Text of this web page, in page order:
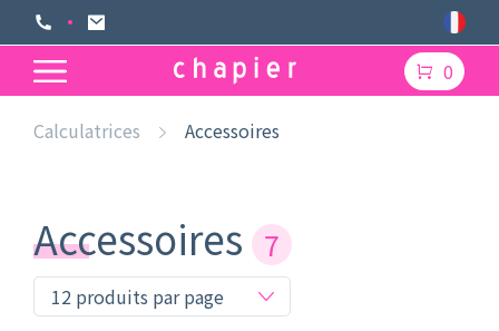
0
Calculatrices Accessoires
Accessoires 7